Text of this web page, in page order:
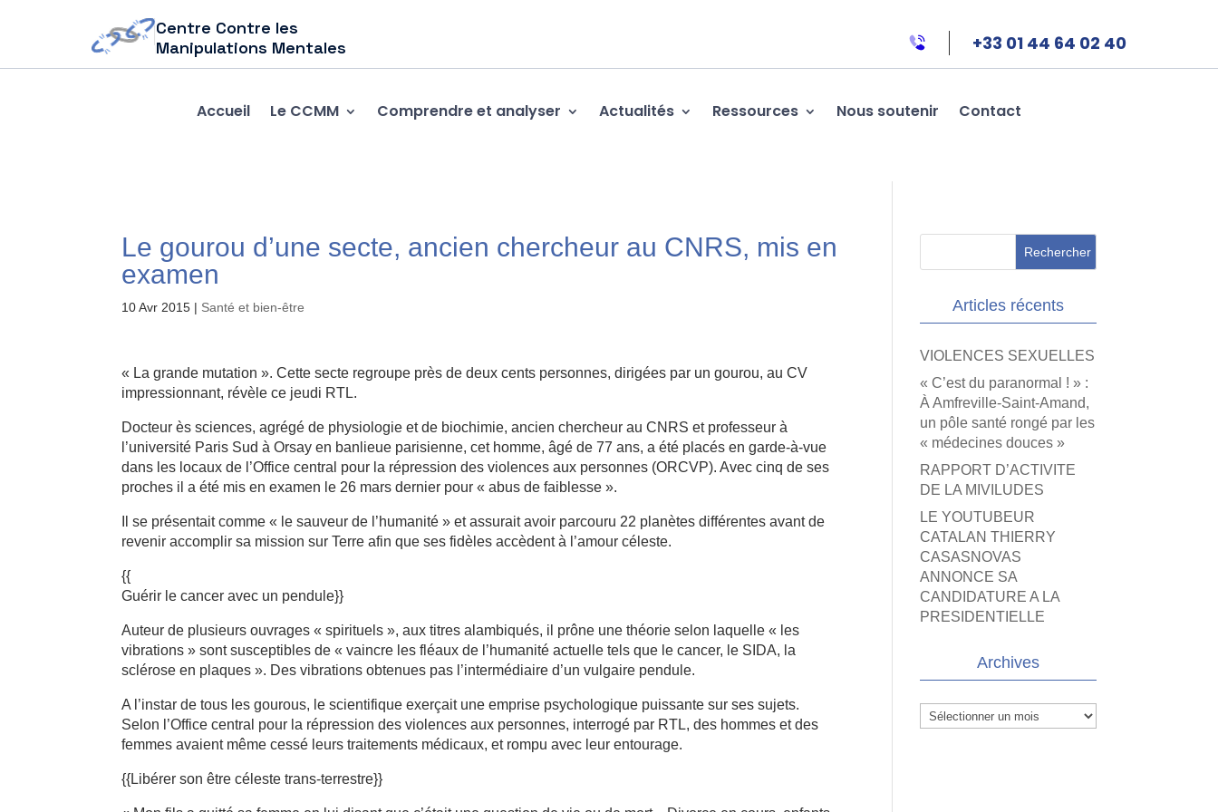
Centre Contre les
Manipulations Mentales
+33 01 44 64 02 40
Accueil Le CCMM Comprendre et analyser Actualités Ressources Nous soutenir Contact
Le gourou d’une secte, ancien chercheur au CNRS, mis en
examen
10 Avr 2015 | Santé et bien-être
« La grande mutation ». Cette secte regroupe près de deux cents personnes, dirigées par un gourou, au CV
impressionnant, révèle ce jeudi RTL.
Docteur ès sciences, agrégé de physiologie et de biochimie, ancien chercheur au CNRS et professeur à
l’université Paris Sud à Orsay en banlieue parisienne, cet homme, âgé de 77 ans, a été placés en garde-à-vue
dans les locaux de l’Office central pour la répression des violences aux personnes (ORCVP). Avec cinq de ses
proches il a été mis en examen le 26 mars dernier pour « abus de faiblesse ».
Il se présentait comme « le sauveur de l’humanité » et assurait avoir parcouru 22 planètes différentes avant de
revenir accomplir sa mission sur Terre afin que ses fidèles accèdent à l’amour céleste.
{{
Guérir le cancer avec un pendule}}
Auteur de plusieurs ouvrages « spirituels », aux titres alambiqués, il prône une théorie selon laquelle « les
vibrations » sont susceptibles de « vaincre les fléaux de l’humanité actuelle tels que le cancer, le SIDA, la
sclérose en plaques ». Des vibrations obtenues pas l’intermédiaire d’un vulgaire pendule.
A l’instar de tous les gourous, le scientifique exerçait une emprise psychologique puissante sur ses sujets.
Selon l’Office central pour la répression des violences aux personnes, interrogé par RTL, des hommes et des
femmes avaient même cessé leurs traitements médicaux, et rompu avec leur entourage.
{{Libérer son être céleste trans-terrestre}}
Articles récents
VIOLENCES SEXUELLES
« C’est du paranormal ! » :
À Amfreville-Saint-Amand,
un pôle santé rongé par les
« médecines douces »
RAPPORT D’ACTIVITE
DE LA MIVILUDES
LE YOUTUBEUR
CATALAN THIERRY
CASASNOVAS
ANNONCE SA
CANDIDATURE A LA
PRESIDENTIELLE
Archives
Archives